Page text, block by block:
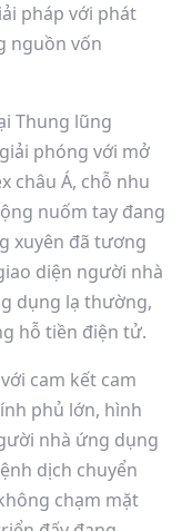
pháp với phát
nguồn vốn
Thung lũng
phóng với mở
châu Á, chỗ nhu
nuốm tay đang
xuyên đã tương
diện người nhà
dụng lạ thường,
hỗ tiền điện tử.
cam kết cam
phủ lớn, hình
nhà ứng dụng
dịch chuyển
chạm mặt